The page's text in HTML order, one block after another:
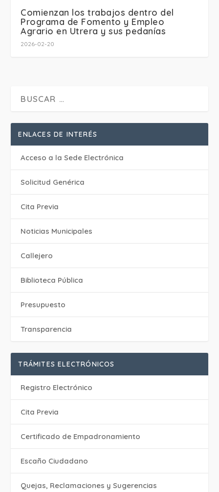
Comienzan los trabajos dentro del
Programa de Fomento y Empleo
Agrario en Utrera y sus pedanías
2026-02-20
ENLACES DE INTERÉS
Acceso a la Sede Electrónica
Solicitud Genérica
Cita Previa
‎Noticias Municipales
Callejero
Biblioteca Pública
Presupuesto
Transparencia
TRÁMITES ELECTRÓNICOS
Registro Electrónico
Cita Previa
Certificado de Empadronamiento
Escaño Ciudadano
Quejas, Reclamaciones y Sugerencias